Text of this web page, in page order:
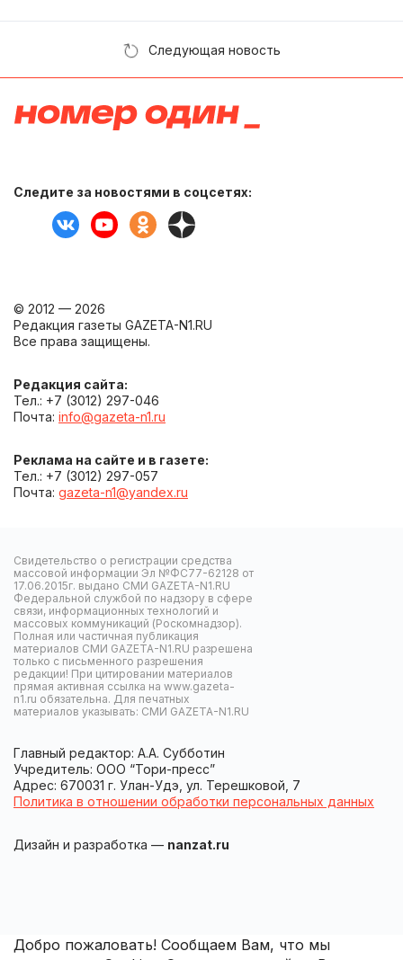
Следующая новость
Следите за новостями в соцсетях:
© 2012 — 2026
Редакция газеты GAZETA-N1.RU
Все права защищены.
Редакция сайта:
Тел.: +7 (3012) 297-046
Почта: info@gazeta-n1.ru
Реклама на сайте и в газете:
Тел.: +7 (3012) 297-057
Почта: gazeta-n1@yandex.ru
Свидетельство о регистрации средства
массовой информации Эл №ФС77-62128 от
17.06.2015г. выдано СМИ GAZETA-N1.RU
Федеральной службой по надзору в сфере
связи, информационных технологий и
массовых коммуникаций (Роскомнадзор).
Полная или частичная публикация
материалов СМИ GAZETA-N1.RU разрешена
только с письменного разрешения
редакции! При цитировании материалов
прямая активная ссылка на www.gazeta-
n1.ru обязательна. Для печатных
материалов указывать: СМИ GAZETA-N1.RU
Главный редактор: А.А. Субботин
Учредитель: ООО “Тори-пресс”
Адрес: 670031 г. Улан-Удэ, ул. Терешковой, 7
Политика в отношении обработки персональных данных
Дизайн и разработка — nanzat.ru
Добро пожаловать! Сообщаем Вам, что мы